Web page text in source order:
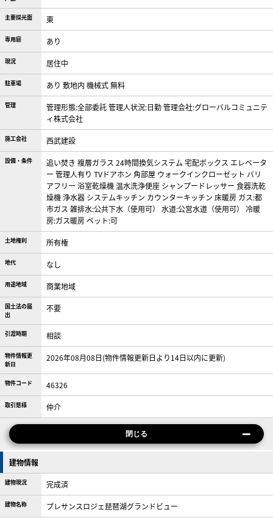
主要採光面 東
専用庭 あり
現況 居住中
駐車場 あり 敷地内 機械式 無料
管理
管理形態:全部委託 管理人状況:日勤 管理会社:グローバルコミュニテ
ィ株式会社
施工会社 西武建設
設備・条件 追い焚き 複層ガラス 24時間換気システム 宅配ボックス エレベータ
ー 管理人有り TVドアホン 角部屋 ウォークインクローゼット バリ
アフリー 浴室乾燥機温水洗浄便座 シャンプードレッサー 食器洗乾
燥機浄水器 システムキッチン カウンターキッチン 床暖房 ガス:都
市ガス 雑排水:公共下水（使用可） 水道:公営水道（使用可）
冷暖
房:ガス暖房ペット:可
土地権利 所有権
地代 なし
用途地域 商業地域
国土法の届
出
不要
引渡時期 相談
物件情報更
新日
2026年08月08日(物件情報更新日より14日以内に更新)
物件コード 46326
取引態様 仲介
閉じる
建物情報
建物現況 完成済
建物名称 プレサンスロジェ琵琶湖グランドビュー